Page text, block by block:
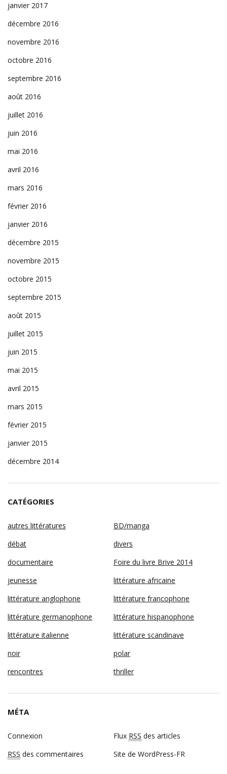
janvier 2017
décembre 2016
novembre 2016
octobre 2016
septembre 2016
août 2016
juillet 2016
juin 2016
mai 2016
avril 2016
mars 2016
février 2016
janvier 2016
décembre 2015
novembre 2015
octobre 2015
septembre 2015
août 2015
juillet 2015
juin 2015
mai 2015
avril 2015
mars 2015
février 2015
janvier 2015
décembre 2014
CATÉGORIES
autres littératures
BD/manga
débat
divers
documentaire
Foire du livre Brive 2014
jeunesse
littérature africaine
littérature anglophone
littérature francophone
littérature germanophone
littérature hispanophone
littérature italienne
littérature scandinave
noir
polar
rencontres
thriller
MÉTA
Connexion Flux RSS des articles
RSS des commentaires Site de WordPress-FR